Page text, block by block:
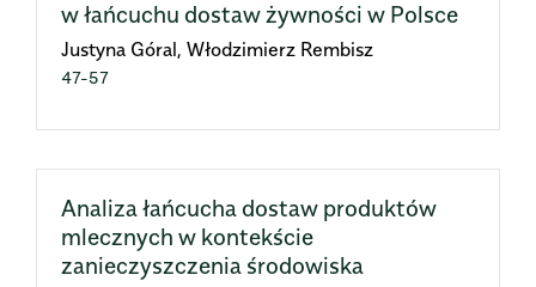
w łańcuchu dostaw żywności w Polsce
Justyna Góral, Włodzimierz Rembisz
47-57
Analiza łańcucha dostaw produktów
mlecznych w kontekście
zanieczyszczenia środowiska